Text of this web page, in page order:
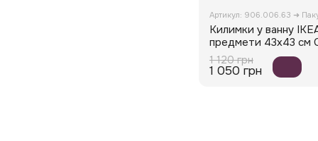
Артикул: 906.006.63 ➜
Килимки у ванну
предмети 43x43 см
906.006.63
1 120 грн
1 050 грн